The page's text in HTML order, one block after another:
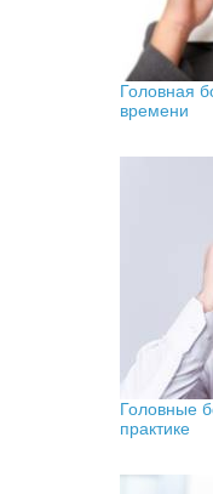
Головная
времени
Головные
практике